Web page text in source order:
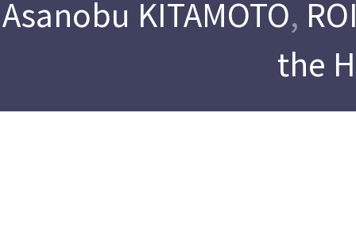
Asanobu KITAMOTO,
the